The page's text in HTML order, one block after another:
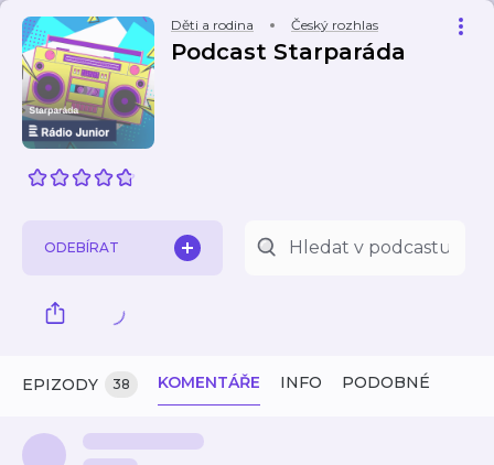
Děti a rodina Český rozhlas
Podcast Starparáda
ODEBÍRAT
EPIZODY 38 KOMENTÁŘE INFO PODOBNÉ